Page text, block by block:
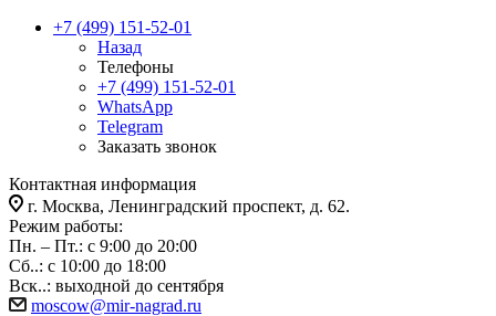
+7 (499) 151-52-01
Назад
Телефоны
+7 (499) 151-52-01
WhatsApp
Telegram
Заказать звонок
Контактная информация
г. Москва, Ленинградский проспект, д. 62.
Режим работы:
Пн. – Пт.: с 9:00 до 20:00
Сб..: с 10:00 до 18:00
Вск..: выходной до сентября
moscow@mir-nagrad.ru